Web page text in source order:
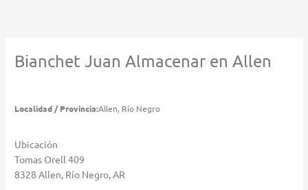
Bianchet JuanAlmacenar en Allen
Localidad / Provincia:Allen, Río Negro
Ubicación
Tomas Orell 409
8328 Allen, Río Negro, AR